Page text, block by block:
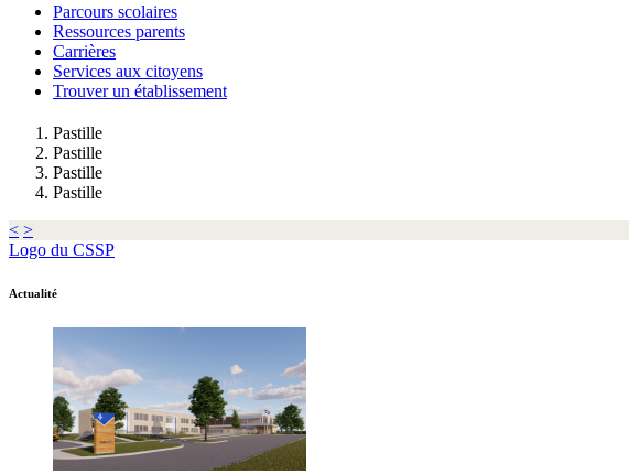
Parcours scolaires
Ressources parents
Carrières
Services aux citoyens
Trouver un établissement
Pastille
Pastille
Pastille
Pastille
< >
Logo du CSSP
Actualité